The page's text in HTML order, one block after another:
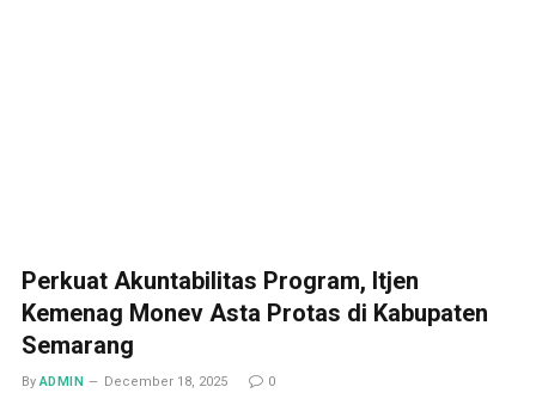
Perkuat Akuntabilitas Program, Itjen
Kemenag Monev Asta Protas di Kabupaten
Semarang
By ADMIN December 18, 2025 0